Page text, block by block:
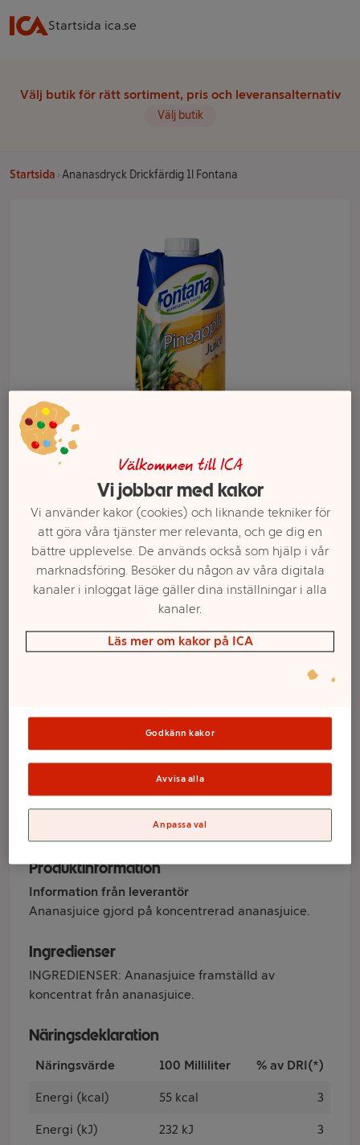
Startsida ica.se
Välj butik för rätt sortiment, pris och leveransalternativ
Välj butik
Startsida Ananasdryck Drickfärdig 1l Fontana
Drickfärdig 1l
Fontana
Varumärke
Produktinformation
Information från leverantör
Ananasjuice gjord på koncentrerad ananasjuice.
Ingredienser
INGREDIENSER: Ananasjuice framställd av
koncentrat från ananasjuice.
Näringsdeklaration
Näringsvärde 100 Milliliter % av DRI(*)
Energi (kcal) 55 kcal 3
Energi (kJ) 232 kJ 3
Välj butik och handla
Sortimentet kan variera mellan butikerna
Välkommen till ICA
Vi jobbar med kakor
Vi använder kakor (cookies) och liknande tekniker för
att göra våra tjänster mer relevanta, och ge dig en
bättre upplevelse. De används också som hjälp i vår
marknadsföring. Besöker du någon av våra digitala
kanaler i inloggat läge gäller dina inställningar i alla
kanaler.
Läs mer om kakor på ICA
Godkänn kakor
Avvisa alla
Anpassa val